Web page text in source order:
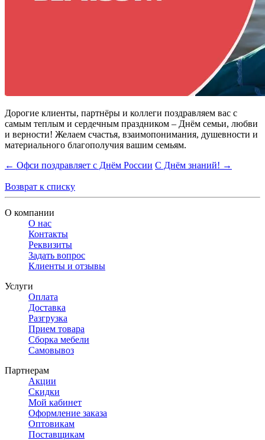
Дорогие клиенты, партнёры и коллеги поздравляем вас с
самым теплым и сердечным праздником – Днём семьи, любви
и верности! Желаем счастья, взаимопонимания, душевности и
материального благополучия вашим семьям.
← Офси поздравляет с Днём России С Днём знаний! →
Возврат к списку
О компании
О нас
Контакты
Реквизиты
Задать вопрос
Клиенты и отзывы
Услуги
Оплата
Доставка
Разгрузка
Прием товара
Сборка мебели
Самовывоз
Партнерам
Акции
Скидки
Мой кабинет
Оформление заказа
Оптовикам
Поставщикам